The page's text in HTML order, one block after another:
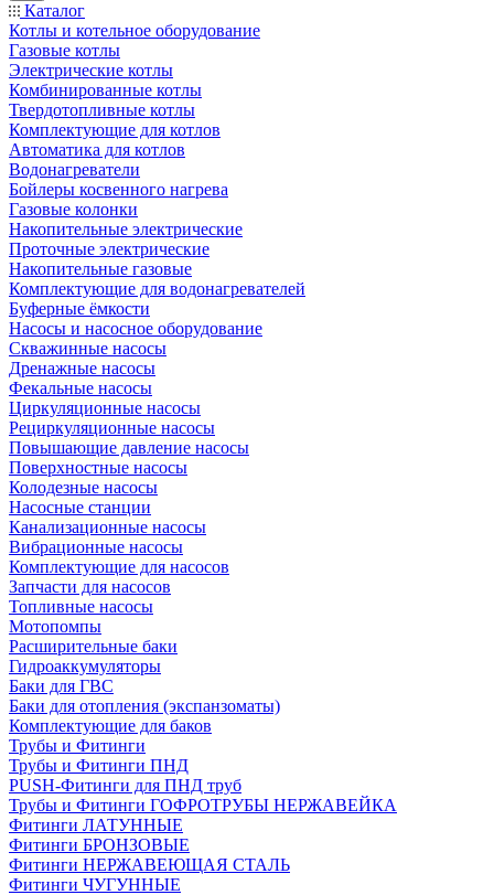
Каталог
Котлы и котельное оборудование
Газовые котлы
Электрические котлы
Комбинированные котлы
Твердотопливные котлы
Комплектующие для котлов
Автоматика для котлов
Водонагреватели
Бойлеры косвенного нагрева
Газовые колонки
Накопительные электрические
Проточные электрические
Накопительные газовые
Комплектующие для водонагревателей
Буферные ёмкости
Насосы и насосное оборудование
Скважинные насосы
Дренажные насосы
Фекальные насосы
Циркуляционные насосы
Рециркуляционные насосы
Повышающие давление насосы
Поверхностные насосы
Колодезные насосы
Насосные станции
Канализационные насосы
Вибрационные насосы
Комплектующие для насосов
Запчасти для насосов
Топливные насосы
Мотопомпы
Расширительные баки
Гидроаккумуляторы
Баки для ГВС
Баки для отопления (экспанзоматы)
Комплектующие для баков
Трубы и Фитинги
Трубы и Фитинги ПНД
PUSH-Фитинги для ПНД труб
Трубы и Фитинги ГОФРОТРУБЫ НЕРЖАВЕЙКА
Фитинги ЛАТУННЫЕ
Фитинги БРОНЗОВЫЕ
Фитинги НЕРЖАВЕЮЩАЯ СТАЛЬ
Фитинги ЧУГУННЫЕ